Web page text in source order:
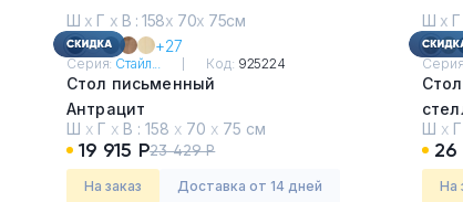
Ш х Г х В : 158х 70х 75см
+27
Серия: Стайл... Код: 925224
Стол письменный
Антрацит
Ш х Г х В : 158 х 70 х 75 см
19 915 Р23 429 Р
На заказ Доставка от 14 дней
Ш х Г
Ш х Г
26